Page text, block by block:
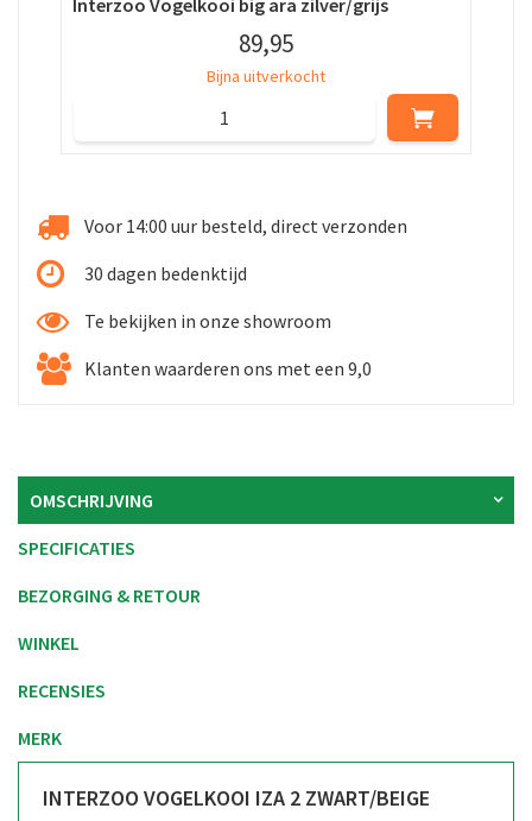
89,95
Bijna uitverkocht
Voor 14:00 uur besteld, direct verzonden
30 dagen bedenktijd
Te bekijken in onze showroom
Klanten waarderen ons met een 9,0
OMSCHRIJVING
SPECIFICATIES
BEZORGING & RETOUR
WINKEL
RECENSIES
MERK
INTERZOO VOGELKOOI IZA 2 ZWART/BEIGE